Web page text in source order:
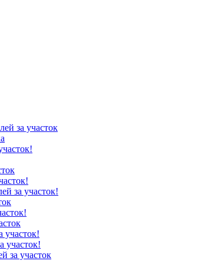
за участок
за участок!
участок!
участок!
за участок